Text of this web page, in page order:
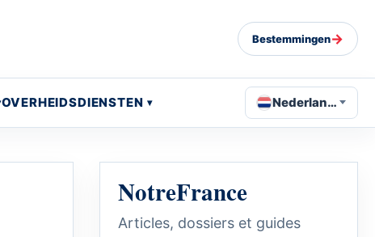
Bestemmingen→
OVERHEIDSDIENSTEN Nederlands
NotreFrance
Articles, dossiers et guides